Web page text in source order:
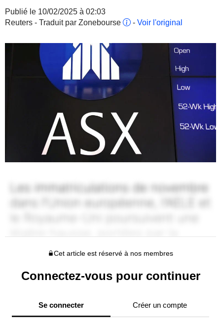
Publié le 10/02/2025 à 02:03
Reuters - Traduit par Zonebourse
- Voir l'original
Cet article est réservé à nos membres
Connectez-vous pour continuer
Se connecter Créer un compte